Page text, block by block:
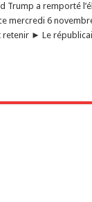
Trump a remporté
mercredi 6
retenir ► Le